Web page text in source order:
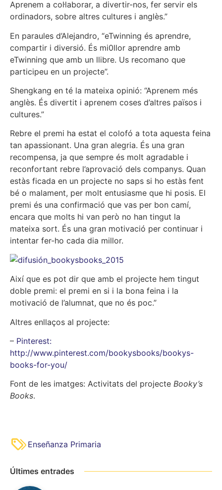
Aprenem a col·laborar, a divertir-nos, fer servir els
ordinadors, sobre altres cultures i anglès.”
En paraules d’Alejandro, “eTwinning és aprendre,
compartir i diversió. És mi0llor aprendre amb
eTwinning que amb un llibre. Us recomano que
participeu en un projecte”.
Shengkang en té la mateixa opinió: “Aprenem més
anglès. És divertit i aprenem coses d’altres països i
cultures.”
Rebre el premi ha estat el colofó a tota aquesta feina
tan apassionant. Una gran alegria. És una gran
recompensa, ja que sempre és molt agradable i
reconfortant rebre l’aprovació dels companys. Quan
estàs ficada en un projecte no saps si ho estàs fent
bé o malament, per molt entusiasme que hi posis. El
premi és una confirmació que vas per bon camí,
encara que molts hi van però no han tingut la
mateixa sort. És una gran motivació per continuar i
intentar fer-ho cada dia millor.
Així que es pot dir que amb el projecte hem tingut
doble premi: el premi en si i la bona feina i la
motivació de l’alumnat, que no és poc.”
Altres enllaços al projecte:
– Pinterest:
http://www.pinterest.com/bookysbooks/bookys-
books-for-you/
Font de les imatges: Activitats del projecte Booky’s
Books.
Enseñanza Primaria
Últimes entrades